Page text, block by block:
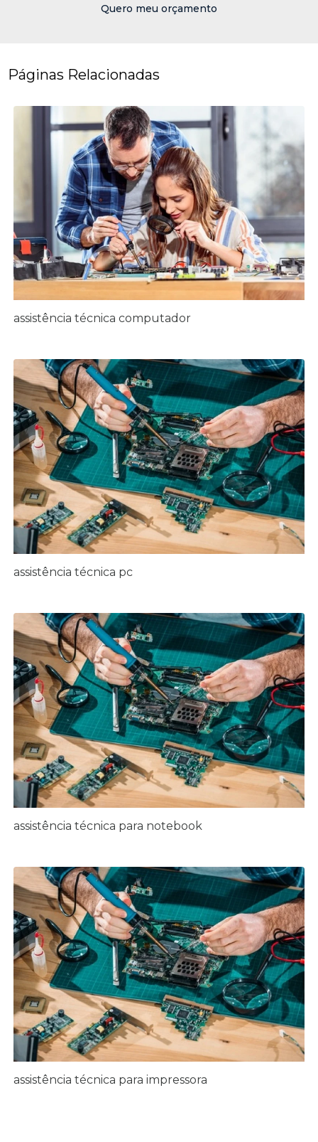
Quero meu orçamento
Páginas Relacionadas
assistência técnica computador
assistência técnica pc
assistência técnica para notebook
assistência técnica para impressora